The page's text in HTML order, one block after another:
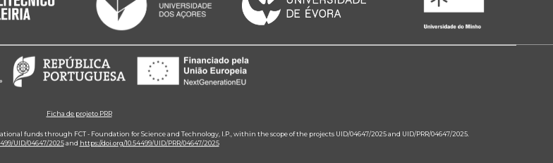
Ficha de projeto PRR
funds through FCT - Foundation for Science and Technology, I.P., within the scope of the projects UID/04647/2025 and UID/PRR/04647/2025.
UID/04647/2025and https://doi.org/10.54499/UID/PRR/04647/2025